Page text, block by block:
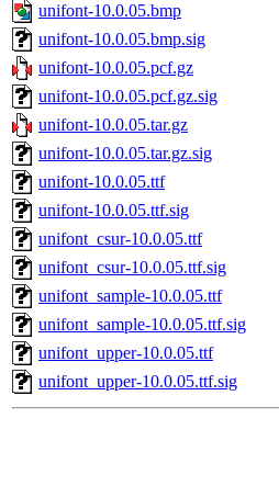
unifont-10.0.05.bmp
unifont-10.0.05.bmp.sig
unifont-10.0.05.pcf.gz
unifont-10.0.05.pcf.gz.sig
unifont-10.0.05.tar.gz
unifont-10.0.05.tar.gz.sig
unifont-10.0.05.ttf
unifont-10.0.05.ttf.sig
unifont_csur-10.0.05.ttf
unifont_csur-10.0.05.ttf.sig
unifont_sample-10.0.05.ttf
unifont_sample-10.0.05.ttf.sig
unifont_upper-10.0.05.ttf
unifont_upper-10.0.05.ttf.sig